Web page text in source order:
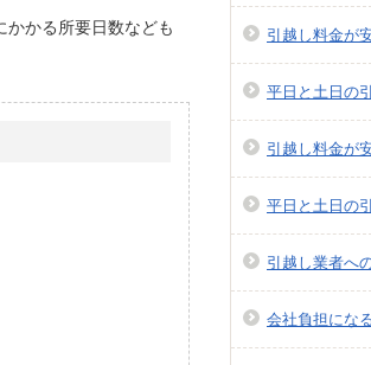
かる所要日数なども
引越し料金が
平日と土日の
引越し料金が
平日と土日の
引越し業者へ
会社負担にな